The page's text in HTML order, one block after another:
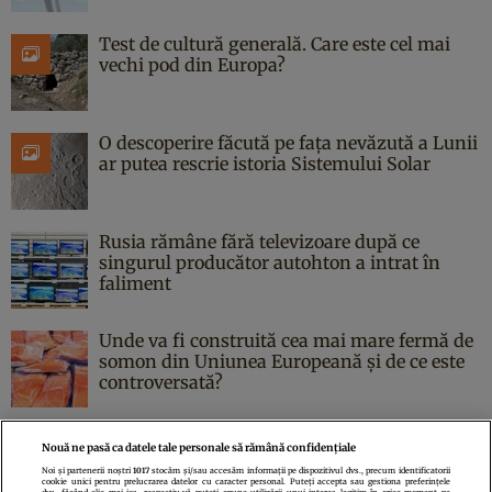
Test de cultură generală. Care este cel mai
vechi pod din Europa?
O descoperire făcută pe fața nevăzută a Lunii
ar putea rescrie istoria Sistemului Solar
Rusia rămâne fără televizoare după ce
singurul producător autohton a intrat în
faliment
Unde va fi construită cea mai mare fermă de
somon din Uniunea Europeană și de ce este
controversată?
Nouă ne pasă ca datele tale personale să rămână confidențiale
Noi și partenerii noștri1017 stocăm și/sau accesăm informații pe dispozitivul dvs., precum identificatorii
cookie unici pentru prelucrarea datelor cu caracter personal. Puteți accepta sau gestiona preferințele